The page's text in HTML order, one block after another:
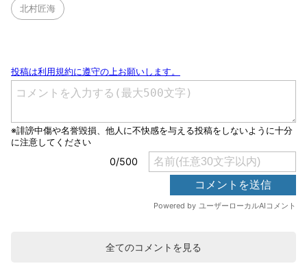
北村匠海
全てのコメントを見る